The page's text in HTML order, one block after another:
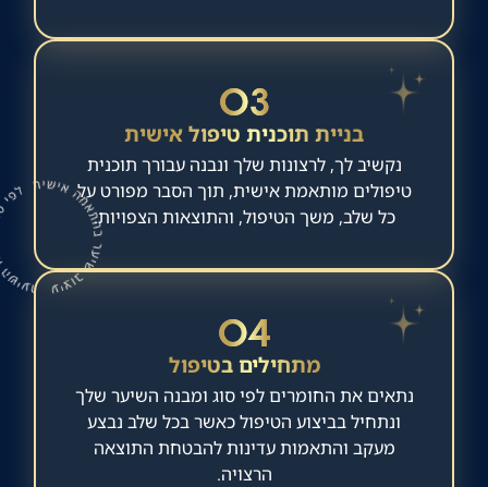
03
בניית תוכנית טיפול אישית
נקשיב לך, לרצונות שלך ונבנה עבורך תוכנית
טיפולים מותאמת אישית, תוך הסבר מפורט על
כל שלב, משך הטיפול, והתוצאות הצפויות.
04
מתחילים בטיפול
נתאים את החומרים לפי סוג ומבנה השיער שלך
ונתחיל בביצוע הטיפול כאשר בכל שלב נבצע
מעקב והתאמות עדינות להבטחת התוצאה
הרצויה.